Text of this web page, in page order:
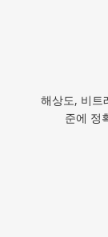
해상도, 비트
준에 정